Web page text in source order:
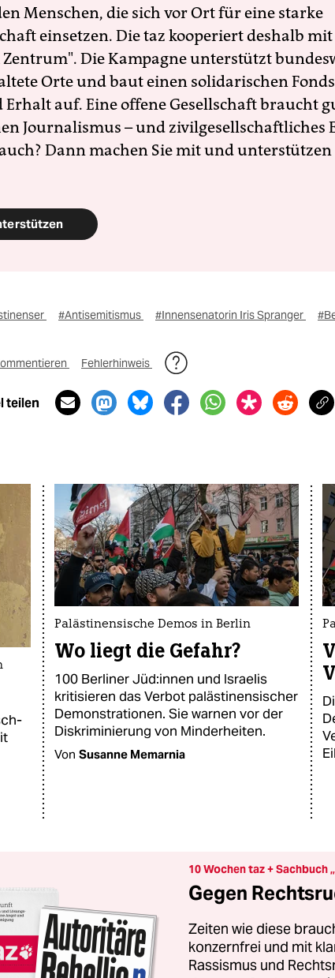
Menschen, die sich vor Ort für eine starke
einsetzen. Die taz kooperiert deshalb mit
Die Kampagne unterstützt
Orte und baut einen solidarischen
Erhalt auf. Eine offene Gesellschaft braucht
Journalismus – und zivilgesellschaftliches
Dann machen Sie mit und unterstützen
#Antisemitismus #Innensenatorin Iris Spranger
Fehlerhinweis
teilen
Palästinensische Demos in Berlin
Wo liegt die Gefahr?
100 Berliner Jü­d:in­nen und Israelis
kritisieren das Verbot palästinensischer
Demonstrationen. Sie warnen vor der
Diskriminierung von Minderheiten.
Von Susanne Memarnia
10 Wochen taz +
Gegen
Zeiten wie diese
konzernfrei und mit
Rassismus und